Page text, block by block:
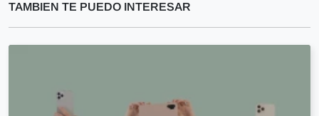
TAMBIEN TE PUEDO INTERESAR